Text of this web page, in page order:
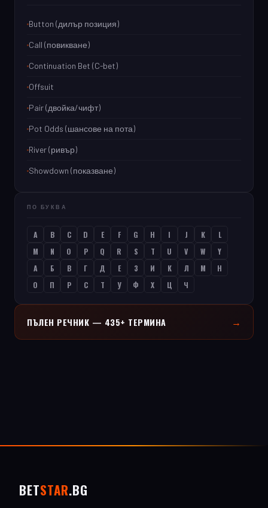
Button (дилър позиция)
Call (повикване)
Continuation Bet (C-bet)
Offsuit
Pair (двойка/чифт)
Pot Odds (шансове на пота)
River (ривър)
Showdown (показване)
ПО БУКВА
A B C D E F G H I J K
L
M
N O P Q R S T U V W
Y
А
Б В Г Д Е З И К Л М
Н
О
П Р С Т У Ф Х Ц Ч
ПЪЛЕН РЕЧНИК — 435+ ТЕРМИНА →
BETSTAR.BG